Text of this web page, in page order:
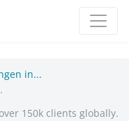
in...
150k clients globally.